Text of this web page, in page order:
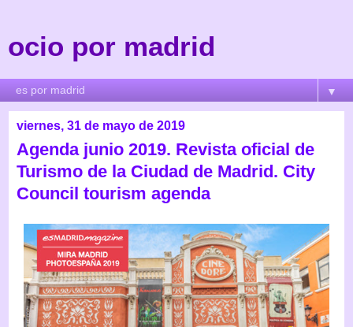
ocio por madrid
▼
viernes, 31 de mayo de 2019
Agenda junio 2019. Revista oficial de
Turismo de la Ciudad de Madrid. City
Council tourism agenda